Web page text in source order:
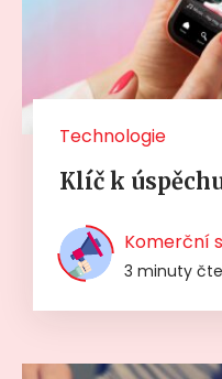
Technologie
Klíč k
Komerční
3 minuty